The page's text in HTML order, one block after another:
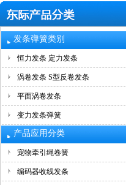
发条弹簧类别
恒力发条 定力发条
涡卷发条 S型反卷发条
平面涡卷发条
变力发条弹簧
产品应用分类
宠物牵引绳卷簧
编码器收线发条